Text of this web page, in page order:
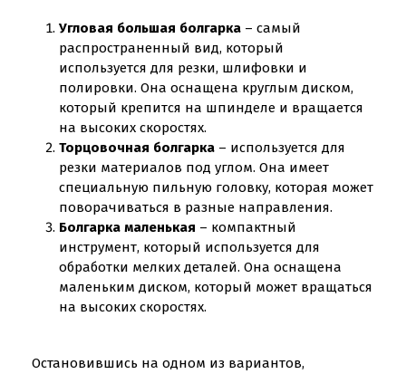
Угловая большая болгарка – самый
распространенный вид, который
используется для резки, шлифовки и
полировки. Она оснащена круглым диском,
который крепится на шпинделе и вращается
на высоких скоростях.
Торцовочная болгарка – используется для
резки материалов под углом. Она имеет
специальную пильную головку, которая может
поворачиваться в разные направления.
Болгарка маленькая – компактный
инструмент, который используется для
обработки мелких деталей. Она оснащена
маленьким диском, который может вращаться
на высоких скоростях.
Остановившись на одном из вариантов,